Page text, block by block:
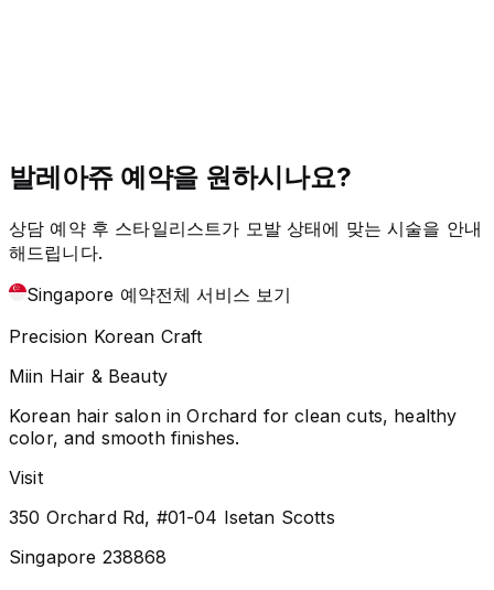
발레아쥬 예약을 원하시나요?
상담 예약 후 스타일리스트가 모발 상태에 맞는 시술을 안내
해드립니다.
Singapore 예약전체 서비스 보기
Precision Korean Craft
Miin Hair & Beauty
Korean hair salon in Orchard for clean cuts, healthy
color, and smooth finishes.
Visit
350 Orchard Rd, #01-04 Isetan Scotts
Singapore 238868